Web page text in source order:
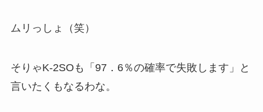
ムリっしょ（笑）
そりゃK-2SOも「97．6％の確率で失敗します」と
言いたくもなるわな。